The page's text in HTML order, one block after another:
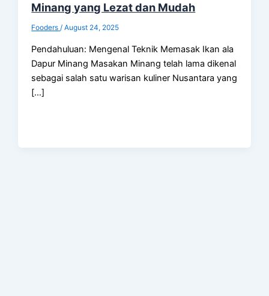
Minang yang Lezat dan Mudah
Fooders/August 24, 2025
Pendahuluan: Mengenal Teknik Memasak Ikan ala
Dapur Minang Masakan Minang telah lama dikenal
sebagai salah satu warisan kuliner Nusantara yang
[…]